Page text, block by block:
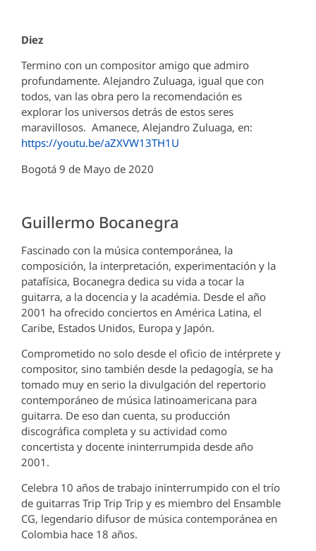
Diez
Termino con un compositor amigo que admiro
profundamente. Alejandro Zuluaga, igual que con
todos, van las obra pero la recomendación es
explorar los universos detrás de estos seres
maravillosos. Amanece, Alejandro Zuluaga, en:
https://youtu.be/aZXVW13TH1U
Bogotá 9 de Mayo de 2020
Guillermo Bocanegra
Fascinado con la música contemporánea, la
composición, la interpretación, experimentación y la
patafísica, Bocanegra dedica su vida a tocar la
guitarra, a la docencia y la académia. Desde el año
2001 ha ofrecido conciertos en América Latina, el
Caribe, Estados Unidos, Europa y Japón.
Comprometido no solo desde el oficio de intérprete y
compositor, sino también desde la pedagogía, se ha
tomado muy en serio la divulgación del repertorio
contemporáneo de música latinoamericana para
guitarra. De eso dan cuenta, su producción
discográfica completa y su actividad como
concertista y docente ininterrumpida desde año
2001.
Celebra 10 años de trabajo ininterrumpido con el trío
de guitarras Trip Trip Trip y es miembro del Ensamble
CG, legendario difusor de música contemporánea en
Colombia hace 18 años.